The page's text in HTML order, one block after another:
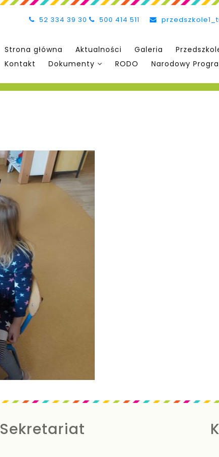
52 334 39 30 500 414 511
Strona główna Aktualności Galeria
Kontakt
Dokumenty RODO Narodowy
Sekretariat